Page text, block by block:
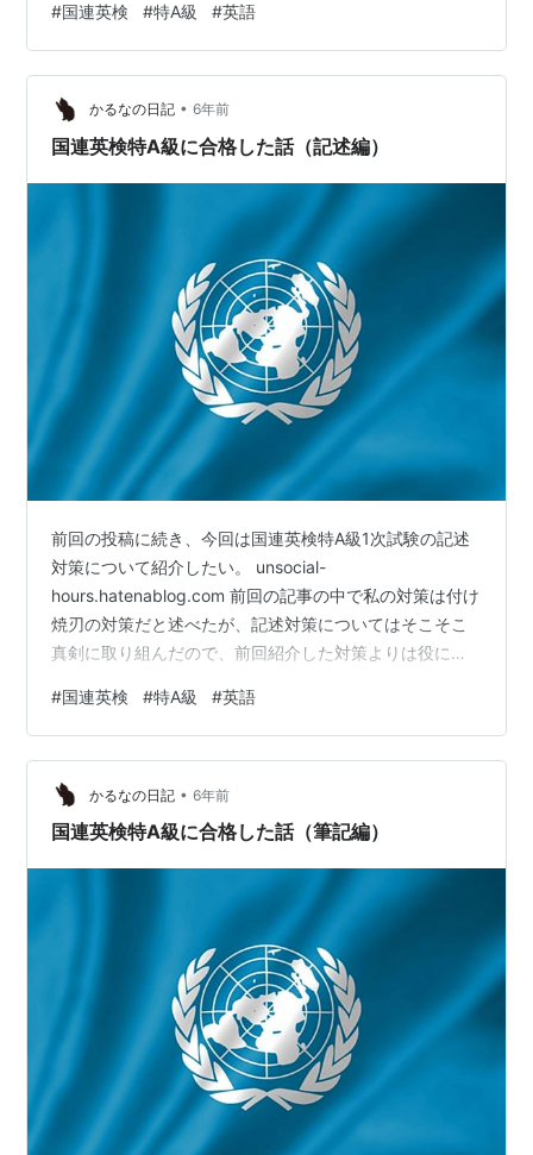
連絡を受け、喜びと落胆の双方に襲われながら、しぶし
ぶ勉強を開始した。この時点で2次試験までは約2週間
強、まさに付け焼刃だ。 今回に関してはもはや対策と呼
べるかも怪しいので、一個人の体験談としてお読みいた
だければ幸いだ。 ＜目次＞ 面接の概要 評価項…
#国連英検 #特A級 #英語
かるなの日記 • 6年前
国連英検特A級に合格した話（記述編）
前回の投稿に続き、今回は国連英検特A級1次試験の記述
対策について紹介したい。 unsocial-
hours.hatenablog.com 前回の記事の中で私の対策は付け
焼刃の対策だと述べたが、記述対策についてはそこそこ
真剣に取り組んだので、前回紹介した対策よりは役に立
の得点目標は20点中18点を獲得することだ。実のとこ
ろ、英検1級のWritingセクションで満点を獲得（プチ自慢
です）して以来、自分の英作能力にはわずかながら自信
を感じていたため、今回の試験でもやや高めに目標を設
定した。 過去問の模範解答を見ると、書き方などもバラ
#国連英検 #特A級 #英語
かるなの日記 • 6年前
国連英検特A級に合格した話（筆記編）